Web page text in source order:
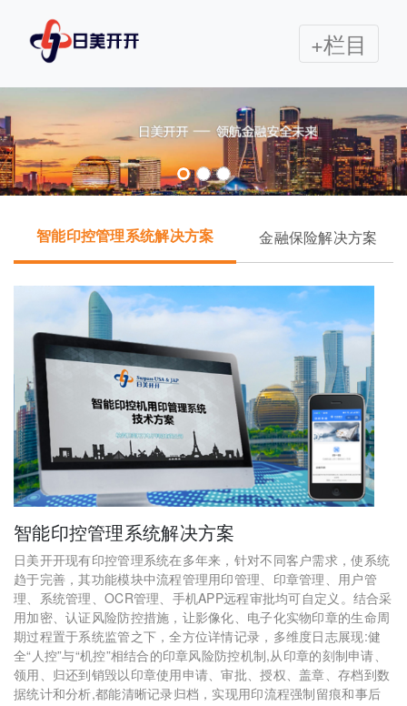
+栏目
智能印控管理系统解决方案 金融保险解决方案
智能印控管理系统解决方案
日美开开现有印控管理系统在多年来，针对不同客户需求，使系统
趋于完善，其功能模块中流程管理用印管理、印章管理、用户管
理、系统管理、OCR管理、手机APP远程审批均可自定义。结合采
用加密、认证风险防控措施，让影像化、电子化实物印章的生命周
期过程置于系统监管之下，全方位详情记录，多维度日志展现:健
全“人控”与“机控”相结合的印章风险防控机制,从印章的刻制申请、
领用、归还到销毁以印章使用申请、审批、授权、盖章、存档到数
据统计和分析,都能清晰记录归档，实现用印流程强制留痕和事后